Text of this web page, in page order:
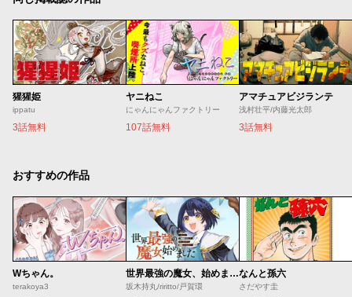
猩猩姫
ippatu
3話無料
ヤニねこ
にゃんにゃんファクトリー
107話無料
アマチュアビジランテ
浅村壮平/内藤光太郎
3話無料
おすすめの作品
Wちゃん。
terakoya3
世界最強の魔女、始めました ～私だけ『攻略サイト』を見れる世界で自由に生きます～
坂木持丸/riritto/戸賀環
なんと孫六
さだやす圭